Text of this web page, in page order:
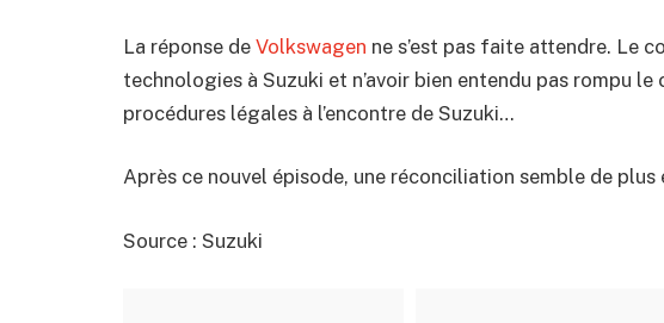
La réponse de Volkswagen ne s’est pas faite attendre. Le
technologies à Suzuki et n’avoir bien entendu pas rompu
procédures légales à l’encontre de Suzuki…
Après ce nouvel épisode, une réconciliation semble de plus
Source : Suzuki